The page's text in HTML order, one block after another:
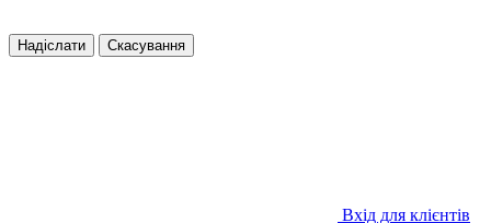
Надіслати Скасування
Вхід для клієнтів